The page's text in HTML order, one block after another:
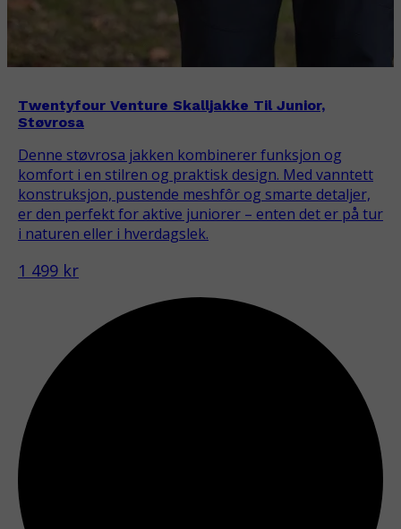
Twentyfour Venture Skalljakke Til Junior,
Støvrosa
Denne støvrosa jakken kombinerer funksjon og
komfort i en stilren og praktisk design. Med vanntett
konstruksjon, pustende meshfôr og smarte detaljer,
er den perfekt for aktive juniorer – enten det er på tur
i naturen eller i hverdagslek.
1 499 kr